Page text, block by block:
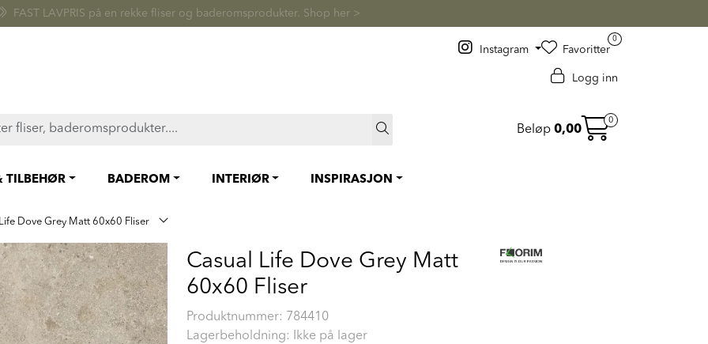
FAST LAVPRIS på en rekke fliser og baderomsprodukter. Shop her >
Instagram
0
Favoritter
Logg inn
Beløp 0,00
0
TILBEHØR BADEROM INTERIØR INSPIRASJON
Dove Grey Matt 60x60 Fliser
Casual Life Dove Grey Matt
60x60 Fliser
Produktnummer: 784410
Lagerbeholdning: Ikke på lager